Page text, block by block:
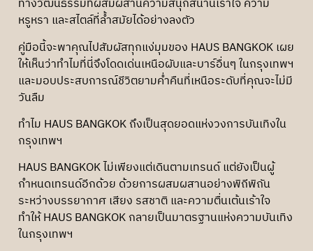
ทางวัฒนธรรมที่ผสมผสานความสนุกสนานเร้าใจ ความ
หรูหรา และสไตล์ที่ล้ำสมัยได้อย่างลงตัว
คู่มือนี้จะพาคุณไปสัมผัสทุกแง่มุมของ HAUS BANGKOK เผย
ให้เห็นว่าทำไมที่นี่จึงโดดเด่นเหนือผับและบาร์อื่นๆ ในกรุงเทพฯ
และมอบประสบการณ์ชีวิตยามค่ำคืนที่เหนือระดับที่คุณจะไม่มี
วันลืม
ทำไม HAUS BANGKOK ถึงเป็นสุดยอดแห่งวงการบันเทิงใน
กรุงเทพฯ
HAUS BANGKOK ไม่เพียงแต่เดินตามเทรนด์ แต่ยังเป็นผู้
กำหนดเทรนด์อีกด้วย ด้วยการผสมผสานอย่างพิถีพิถัน
ระหว่างบรรยากาศ เสียง รสชาติ และความตื่นเต้นเร้าใจ
ทำให้ HAUS BANGKOK กลายเป็นมาตรฐานแห่งความบันเทิง
ในกรุงเทพฯ